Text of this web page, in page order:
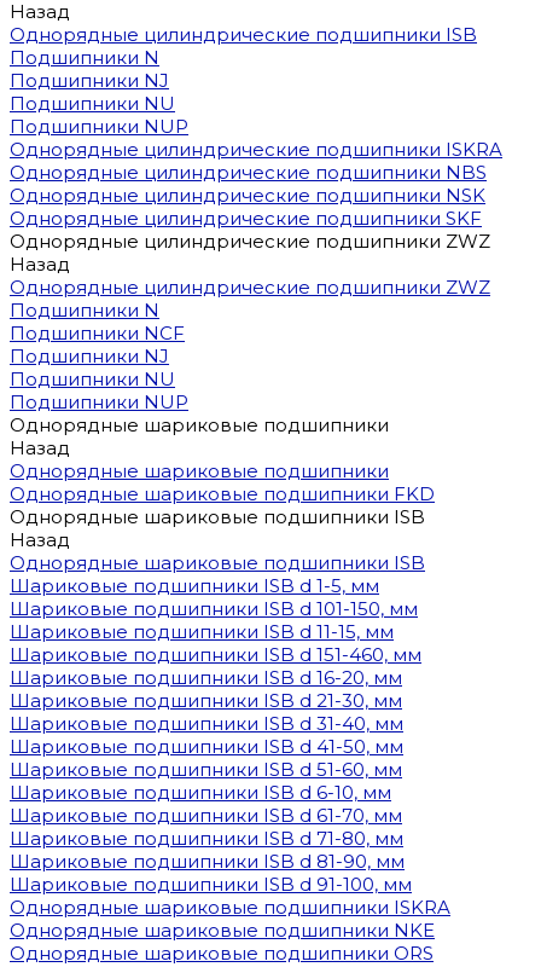
Назад
Однорядные цилиндрические подшипники ISB
Подшипники N
Подшипники NJ
Подшипники NU
Подшипники NUP
Однорядные цилиндрические подшипники ISKRA
Однорядные цилиндрические подшипники NBS
Однорядные цилиндрические подшипники NSK
Однорядные цилиндрические подшипники SKF
Однорядные цилиндрические подшипники ZWZ
Назад
Однорядные цилиндрические подшипники ZWZ
Подшипники N
Подшипники NCF
Подшипники NJ
Подшипники NU
Подшипники NUP
Однорядные шариковые подшипники
Назад
Однорядные шариковые подшипники
Однорядные шариковые подшипники FKD
Однорядные шариковые подшипники ISB
Назад
Однорядные шариковые подшипники ISB
Шариковые подшипники ISB d 1-5, мм
Шариковые подшипники ISB d 101-150, мм
Шариковые подшипники ISB d 11-15, мм
Шариковые подшипники ISB d 151-460, мм
Шариковые подшипники ISB d 16-20, мм
Шариковые подшипники ISB d 21-30, мм
Шариковые подшипники ISB d 31-40, мм
Шариковые подшипники ISB d 41-50, мм
Шариковые подшипники ISB d 51-60, мм
Шариковые подшипники ISB d 6-10, мм
Шариковые подшипники ISB d 61-70, мм
Шариковые подшипники ISB d 71-80, мм
Шариковые подшипники ISB d 81-90, мм
Шариковые подшипники ISB d 91-100, мм
Однорядные шариковые подшипники ISKRA
Однорядные шариковые подшипники NKE
Однорядные шариковые подшипники ORS